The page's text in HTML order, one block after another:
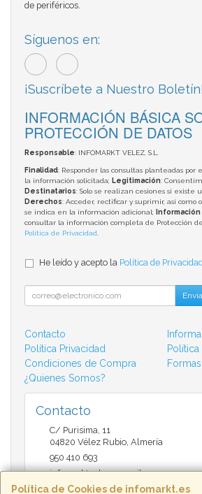
Política de Cookies de infomarkt.es
de periféricos.
Síguenos en:
¡Suscríbete a Nuestro Boletín!
INFORMACIÓN BÁSICA
PROTECCIÓN DE DATOS
Responsable: INFOMARKT VELEZ, S.L.
Finalidad: Responder las consultas planteadas por
la información solicitada; Legitimación:
Destinatarios: Solo se realizan cesiones si existe
Derechos: Acceder, rectificar y suprimir, así como
se indica en la información adicional;
consultar la información completa de Protección
Política de Privacidad
He leído y acepto la Política de Privacidad
Contacto
Política Privacidad
Condiciones de Compra
¿Quienes Somos?
Contacto
C/ Purisima, 11
04820 Vélez Rubio Almería
950 410 693
infomarktvelez@gmail.com